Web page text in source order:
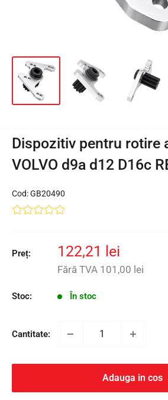
Dispozitiv pentru rotire
VOLVO d9a d12 D16c
Cod:GB20490
Preț:
Preț
redus
122,21 lei
Fără TVA 101,00 lei
Stoc: În stoc
Cantitate:
Adauga in cos